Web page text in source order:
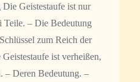
Geistestaufe ist nur
Teile. – Die Bedeutung
zum Reich der
ist verheißen,
– Deren Bedeutung. –